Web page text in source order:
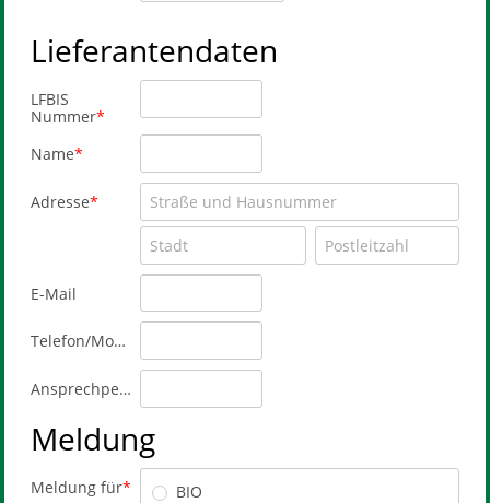
Lieferantendaten
LFBIS
Nummer
Name
Adresse
E-Mail
Telefon/Mobil
Ansprechperson
Meldung
Meldung für BIO